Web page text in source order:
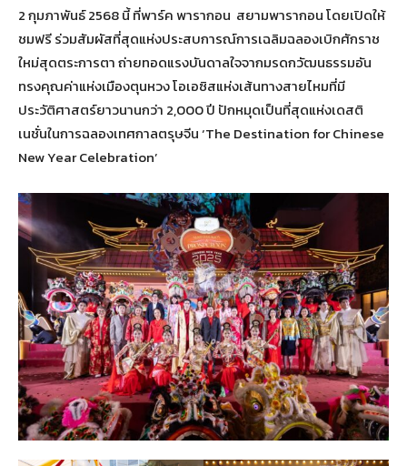
2 กุมภาพันธ์ 2568 นี้ ที่พาร์ค พารากอน สยามพารากอน โดยเปิดให้
ชมฟรี ร่วมสัมผัสที่สุดแห่งประสบการณ์การเฉลิมฉลองเบิกศักราช
ใหม่สุดตระการตา ถ่ายทอดแรงบันดาลใจจากมรดกวัฒนธรรมอัน
ทรงคุณค่าแห่งเมืองตุนหวง โอเอซิสแห่งเส้นทางสายไหมที่มี
ประวัติศาสตร์ยาวนานกว่า 2,000 ปี ปักหมุดเป็นที่สุดแห่งเดสติ
เนชั่นในการฉลองเทศกาลตรุษจีน ‘The Destination for Chinese
New Year Celebration’